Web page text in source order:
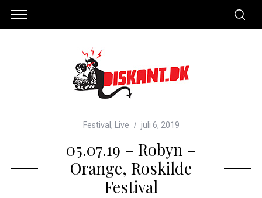
Festival , Live juli 6, 2019
05.07.19 – Robyn –
Orange, Roskilde
Festival